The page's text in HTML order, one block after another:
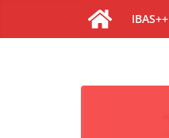
IBAS++